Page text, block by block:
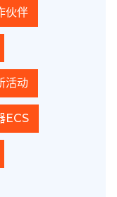
伙伴
活动
ECS